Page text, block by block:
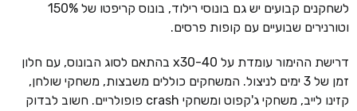
לשחקנים קבועים יש גם בונוסי רילוד, בונוס קריפטו של 150%
וטורנירים שבועיים עם קופות פרסים.
דרישת ההימור עומדת על x30-40 בהתאם לסוג הבונוס, עם חלון
זמן של 3 ימים לניצול. המשחקים כוללים משבצות, משחקי שולחן,
קזינו לייב, משחקי ג'קפוט ומשחקי crash פופולריים. חשוב לבדוק